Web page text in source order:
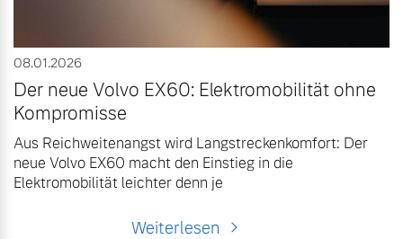
08.01.2026
Der neue Volvo EX60: Elektromobilität ohne
Kompromisse
Aus Reichweitenangst wird Langstreckenkomfort: Der
neue Volvo EX60 macht den Einstieg in die
Elektromobilität leichter denn je
Weiterlesen